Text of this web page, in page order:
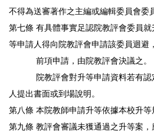
不得為送審著作之主編或編輯委員會委
第七條 有具體事實足認院教評會委員
等申請人得向院教評會申請該委員迴避
前項申請，由院教評會決議之。
院教評會對升等申請資料若有認
人提出書面或到場說明。
第八條 本院教師申請升等依據本校升等
第九條 教評會審議未獲通過之升等案